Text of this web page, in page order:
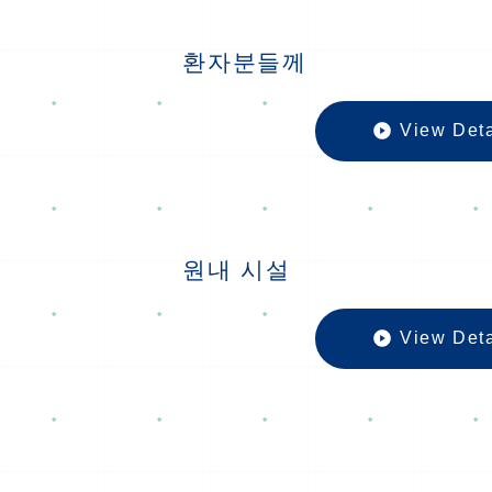
환자분들께
View
원내 시설
View